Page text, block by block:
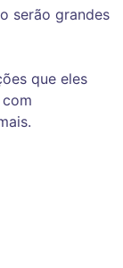
serão grandes
que eles